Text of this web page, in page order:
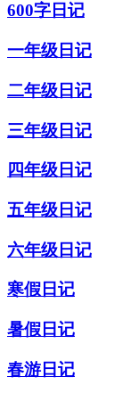
600字日记
一年级日记
二年级日记
三年级日记
四年级日记
五年级日记
六年级日记
寒假日记
暑假日记
春游日记